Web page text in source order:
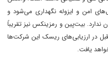
امن و ایزوله نگهداری می‌شود و
ندارد. بیت‌پین و رمزینکس نیز تقریباً
در ارزیابی‌های ریسک این شرکت‌ها
یافت.